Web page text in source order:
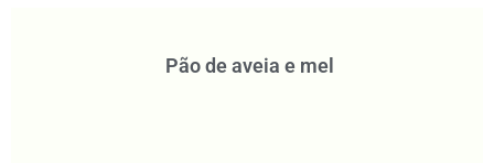
Pão de aveia e mel